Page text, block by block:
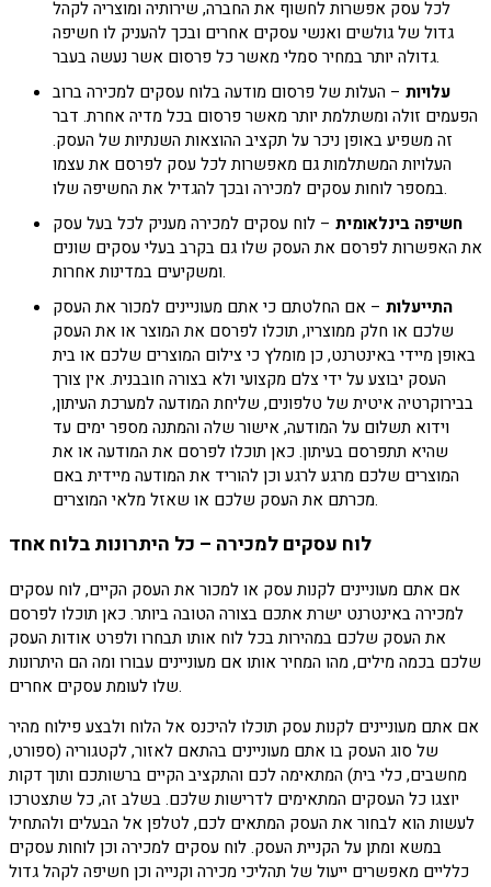
לכל עסק אפשרות לחשוף את החברה, שירותיה ומוצריה לקהל
גדול של גולשים ואנשי עסקים אחרים ובכך להעניק לו חשיפה
גדולה יותר במחיר סמלי מאשר כל פרסום אשר נעשה בעבר.
עלויות – העלות של פרסום מודעה בלוח עסקים למכירה ברוב
הפעמים זולה ומשתלמת יותר מאשר פרסום בכל מדיה אחרת. דבר
זה משפיע באופן ניכר על תקציב ההוצאות השנתיות של העסק.
העלויות המשתלמות גם מאפשרות לכל עסק לפרסם את עצמו
במספר לוחות עסקים למכירה ובכך להגדיל את החשיפה שלו.
חשיפה בינלאומית – לוח עסקים למכירה מעניק לכל בעל עסק
את האפשרות לפרסם את העסק שלו גם בקרב בעלי עסקים שונים
ומשקיעים במדינות אחרות.
התייעלות – אם החלטתם כי אתם מעוניינים למכור את העסק
שלכם או חלק ממוצריו, תוכלו לפרסם את המוצר או את העסק
באופן מיידי באינטרנט, כן מומלץ כי צילום המוצרים שלכם או בית
העסק יבוצע על ידי צלם מקצועי ולא בצורה חובבנית. אין צורך
בבירוקרטיה איטית של טלפונים, שליחת המודעה למערכת העיתון,
וידוא תשלום על המודעה, אישור שלה והמתנה מספר ימים עד
שהיא תתפרסם בעיתון. כאן תוכלו לפרסם את המודעה או את
המוצרים שלכם מרגע לרגע וכן להוריד את המודעה מיידית באם
מכרתם את העסק שלכם או שאזל מלאי המוצרים.
לוח עסקים למכירה – כל היתרונות בלוח אחד
אם אתם מעוניינים לקנות עסק או למכור את העסק הקיים, לוח עסקים
למכירה באינטרנט ישרת אתכם בצורה הטובה ביותר. כאן תוכלו לפרסם
את העסק שלכם במהירות בכל לוח אותו תבחרו ולפרט אודות העסק
שלכם בכמה מילים, מהו המחיר אותו אם מעוניינים עבורו ומה הם היתרונות
שלו לעומת עסקים אחרים.
אם אתם מעוניינים לקנות עסק תוכלו להיכנס אל הלוח ולבצע פילוח מהיר
של סוג העסק בו אתם מעוניינים בהתאם לאזור, לקטגוריה (ספורט,
מחשבים, כלי בית) המתאימה לכם והתקציב הקיים ברשותכם ותוך דקות
יוצגו כל העסקים המתאימים לדרישות שלכם. בשלב זה, כל שתצטרכו
לעשות הוא לבחור את העסק המתאים לכם, לטלפן אל הבעלים ולהתחיל
במשא ומתן על הקניית העסק. לוח עסקים למכירה וכן לוחות עסקים
כלליים מאפשרים ייעול של תהליכי מכירה וקנייה וכן חשיפה לקהל גדול